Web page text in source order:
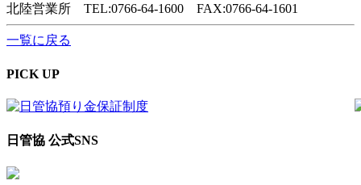
北陸営業所 TEL:0766-64-1600 FAX:0766-64-1601
一覧に戻る
PICK UP
日管協 公式SNS